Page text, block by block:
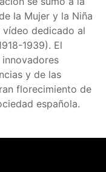
la Mujer y la Niña
vídeo dedicado al
1939). El
y de las
florecimiento de
española.